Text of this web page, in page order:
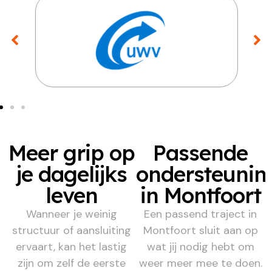
Meer grip op
je dagelijks
leven
Wanneer je weinig
structuur of aansluiting
ervaart, kan het lastig
zijn om zelf de eerste
Passende
in Montfoort
Een passend traject in
Montfoort sluit aan op
wat jij nodig hebt om
weer meer mee te doen.